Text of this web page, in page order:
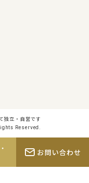
独立・自営です
Reserved.
お問い合わせ